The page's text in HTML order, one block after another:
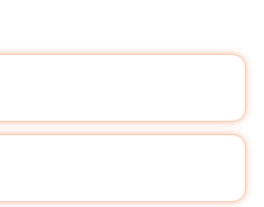
0,01%
Раскройте свою
своего уникального